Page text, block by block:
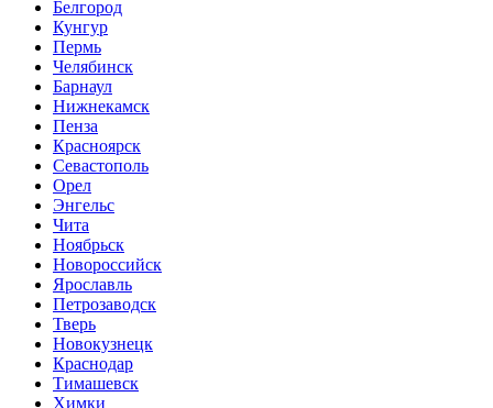
Белгород
Кунгур
Пермь
Челябинск
Барнаул
Нижнекамск
Пенза
Красноярск
Севастополь
Орел
Энгельс
Чита
Ноябрьск
Новороссийск
Ярославль
Петрозаводск
Тверь
Новокузнецк
Краснодар
Тимашевск
Химки